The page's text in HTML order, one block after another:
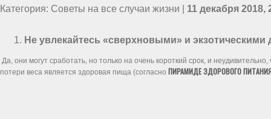
Категория: Советы на все случаи жизни | 11 декабря 2018,
Не увлекайтесь «сверхновыми» и экзотическими
Да, они могут сработать, но только на очень короткий срок, и
потери веса является здоровая пища (согласно ПИРАМИДЕ ЗДОРОВОГО